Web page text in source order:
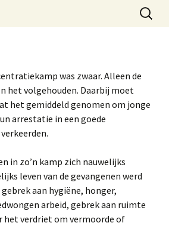
Zoeken
naar:
was zwaar. Alleen de
het volgehouden. Daarbij moet
het gemiddeld genomen om jonge
arrestatie in een goede
in zo’n kamp zich nauwelijks
leven van de gevangenen werd
aan hygiëne, honger,
arbeid, gebrek aan ruimte
het verdriet om vermoorde of